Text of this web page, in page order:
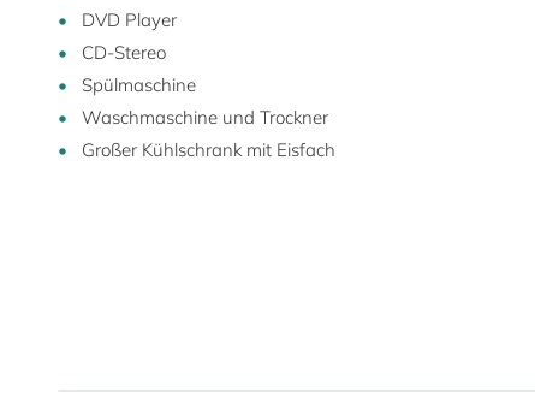
DVD Player
CD-Stereo
Spülmaschine
Waschmaschine und Trockner
Großer Kühlschrank mit Eisfach